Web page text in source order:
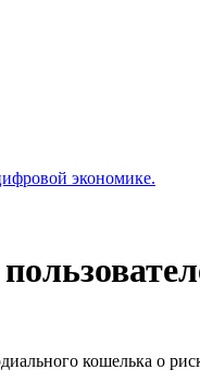
экономике.
кошелька о